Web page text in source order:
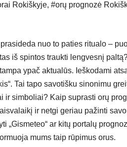
Rokiškyje, #orų prognozė
nuo to paties ritualo –
iš spintos traukti lengvesnį
ypač aktualūs. Ieškodami
Tai tapo savotišku sinonimu
ir simboliai? Kaip suprasti orų
ir netgi geriau pažinti
„Gismeteo“ ar kitų portalų
mums taip rūpimus orus.